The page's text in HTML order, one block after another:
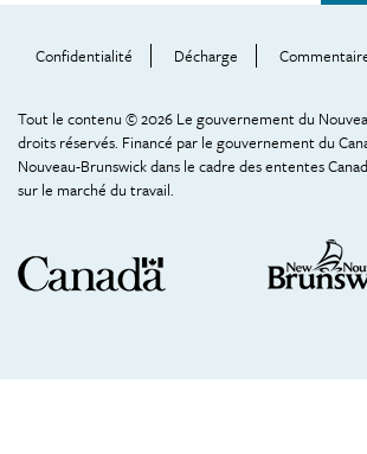
Menu
Confidentialité Décharge
Tout le contenu © 2026 Le gouvernement du
droits réservés. Financé par le gouvernement du
Nouveau-Brunswick dans le cadre des ententes
sur le marché du travail.